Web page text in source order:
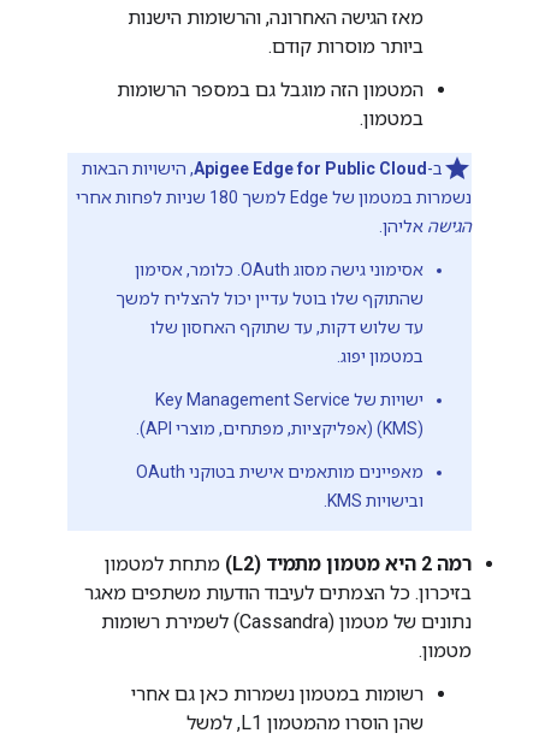
מאז הגישה האחרונה, והרשומות הישנות
ביותר מוסרות קודם.
המטמון הזה מוגבל גם במספר הרשומות
במטמון.
ב- Apigee Edge for Public Cloud, הישויות הבאות
נשמרות במטמון של Edge למשך 180 שניות לפחות אחרי
הגישה אליהן.
אסימוני גישה מסוג OAuth. כלומר, אסימון
שהתוקף שלו בוטל עדיין יכול להצליח למשך
עד שלוש דקות, עד שתוקף האחסון שלו
במטמון יפוג.
(KMS) (אפליקציות, מפתחים, מוצרי API).
מאפיינים מותאמים אישית בטוקני OAuth
ובישויות KMS.
רמה 2 היא מטמון מתמיד (L2)
מתחת למטמון
בזיכרון. כל הצמתים לעיבוד הודעות משתפים מאגר
נתונים של מטמון (Cassandra) לשמירת רשומות
מטמון.
רשומות במטמון נשמרות כאן גם אחרי
שהן הוסרו מהמטמון L1, למשל